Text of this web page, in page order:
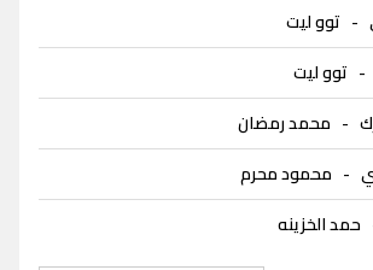
- توو ليت
- توو ليت
- محمد رمضان
- محمود محرم
حمد الخزينه